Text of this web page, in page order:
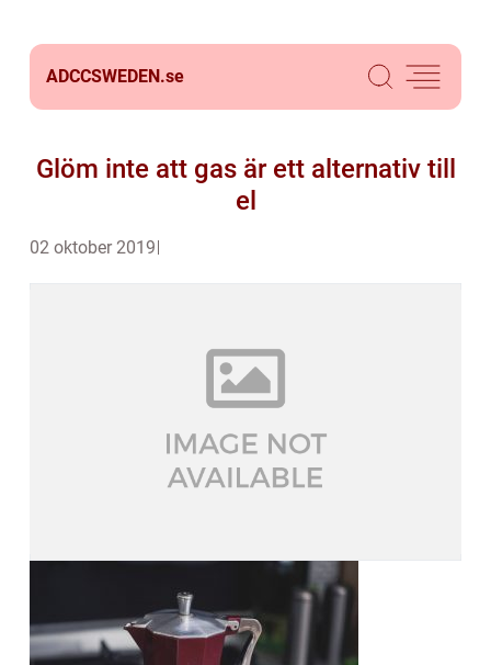
ADCCSWEDEN.se
Glöm inte att gas är ett alternativ till
el
02 oktober 2019